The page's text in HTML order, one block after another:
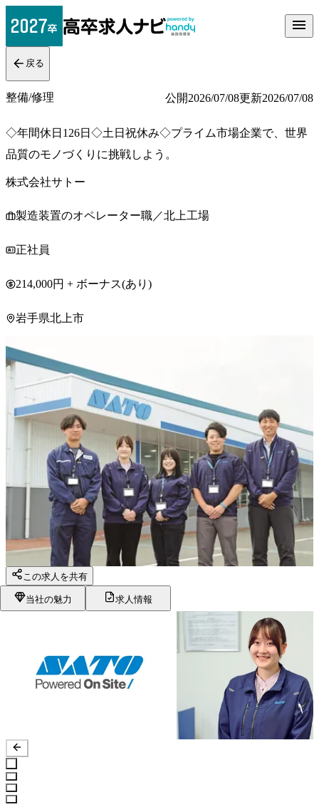
戻る
整備/修理 公開2026/07/08更新2026/07/08
◇年間休日126日◇土日祝休み◇プライム市場企業で、世界
品質のモノづくりに挑戦しよう。
株式会社サトー
製造装置のオペレーター職／北上工場
正社員
214,000円 + ボーナス(あり)
岩手県北上市
この求人を共有
当社の魅力 求人情報